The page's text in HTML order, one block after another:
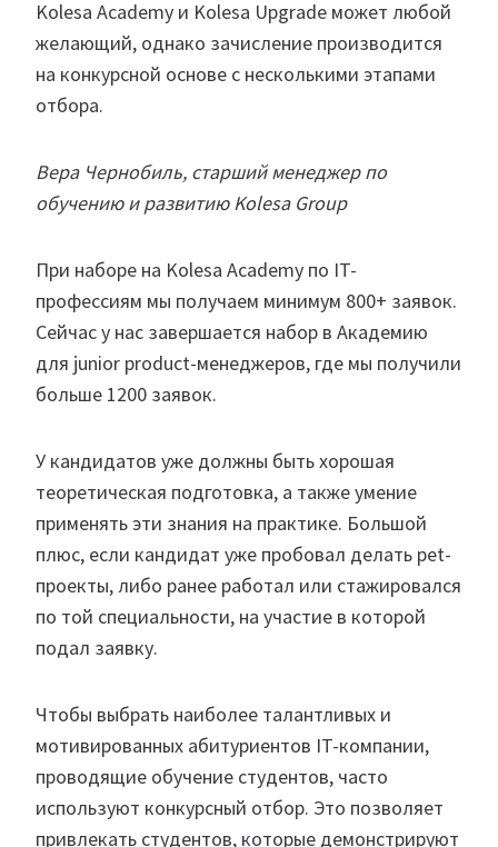
Kolesa Academy и Kolesa Upgrade может любой
желающий, однако зачисление производится
на конкурсной основе с несколькими этапами
отбора.
Вера Чернобиль, старший менеджер по
обучению и развитию Kolesa Group
При наборе на Kolesa Academy по IT-
профессиям мы получаем минимум 800+ заявок.
Сейчас у нас завершается набор в Академию
для junior product-менеджеров, где мы получили
больше 1200 заявок.
У кандидатов уже должны быть хорошая
теоретическая подготовка, а также умение
применять эти знания на практике. Большой
плюс, если кандидат уже пробовал делать pet-
проекты, либо ранее работал или стажировался
по той специальности, на участие в которой
подал заявку.
Чтобы выбрать наиболее талантливых и
мотивированных абитуриентов IT-компании,
проводящие обучение студентов, часто
используют конкурсный отбор. Это позволяет
привлекать студентов, которые демонстрируют